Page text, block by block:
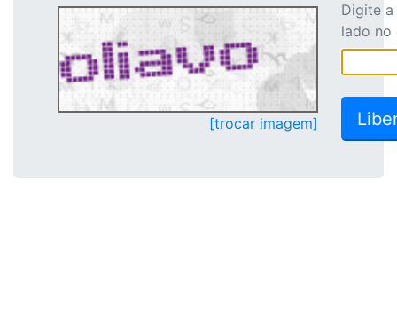
[trocar imagem]
Digite
lado no